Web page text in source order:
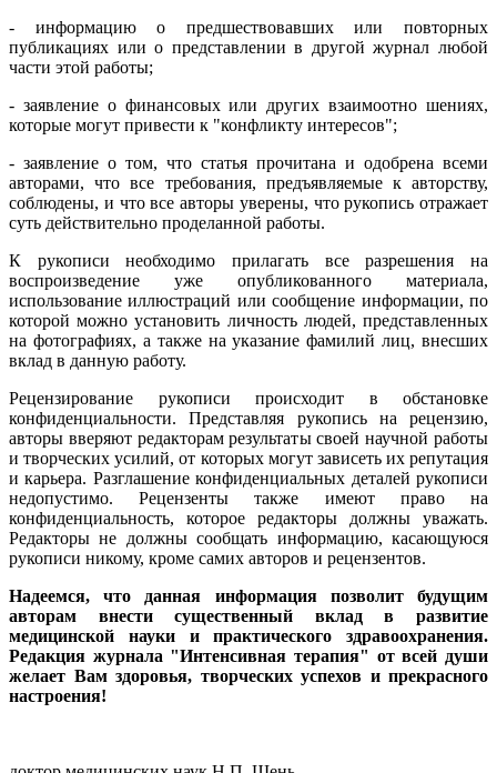
- информацию о предшествовавших или повторных
публикациях или о представлении в другой журнал любой
части этой работы;
- заявление о финансовых или других взаимоотно шениях,
которые могут привести к "конфликту интересов";
- заявление о том, что статья прочитана и одобрена всеми
авторами, что все требования, предъявляемые к авторству,
соблюдены, и что все авторы уверены, что рукопись отражает
суть действительно проделанной работы.
К рукописи необходимо прилагать все разрешения на
воспроизведение уже опубликованного материала,
использование иллюстраций или сообщение информации, по
которой можно установить личность людей, представленных
на фотографиях, а также на указание фамилий лиц, внесших
вклад в данную работу.
Рецензирование рукописи происходит в обстановке
конфиденциальности. Представляя рукопись на рецензию,
авторы вверяют редакторам результаты своей научной работы
и творческих усилий, от которых могут зависеть их репутация
и карьера. Разглашение конфиденциальных деталей рукописи
недопустимо. Рецензенты также имеют право на
конфиденциальность, которое редакторы должны уважать.
Редакторы не должны сообщать информацию, касающуюся
рукописи никому, кроме самих авторов и рецензентов.
Надеемся, что данная информация позволит будущим
авторам внести существенный вклад в развитие
медицинской науки и практического здравоохранения.
Редакция журнала "Интенсивная терапия" от всей души
желает Вам здоровья, творческих успехов и прекрасного
настроения!